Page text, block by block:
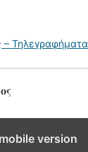
– Τηλεγραφήματα
version